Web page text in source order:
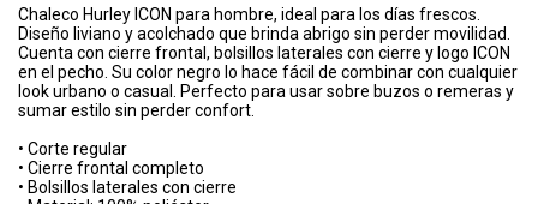
Chaleco Hurley ICON para hombre, ideal para los días frescos.
Diseño liviano y acolchado que brinda abrigo sin perder movilidad.
Cuenta con cierre frontal, bolsillos laterales con cierre y logo ICON
en el pecho. Su color negro lo hace fácil de combinar con cualquier
look urbano o casual. Perfecto para usar sobre buzos o remeras y
sumar estilo sin perder confort.
• Corte regular
• Cierre frontal completo
• Bolsillos laterales con cierre